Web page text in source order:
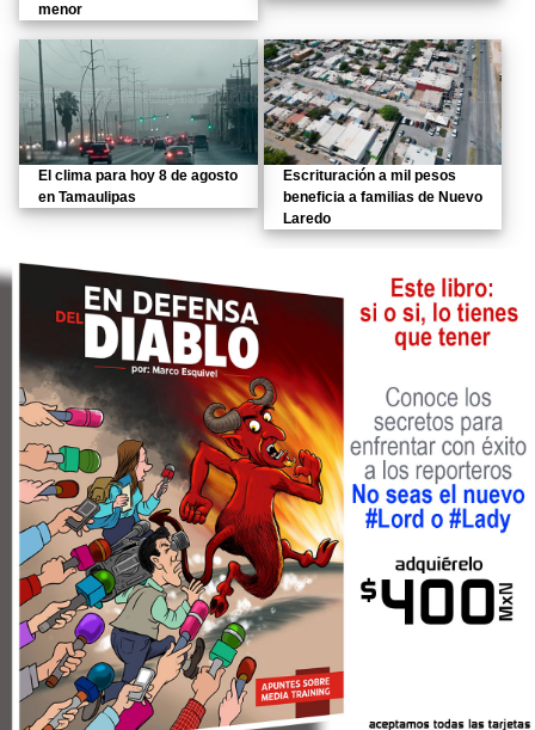
menor
El clima para hoy 8 de agosto
en Tamaulipas
Escrituración a mil pesos
beneficia a familias de Nuevo
Laredo